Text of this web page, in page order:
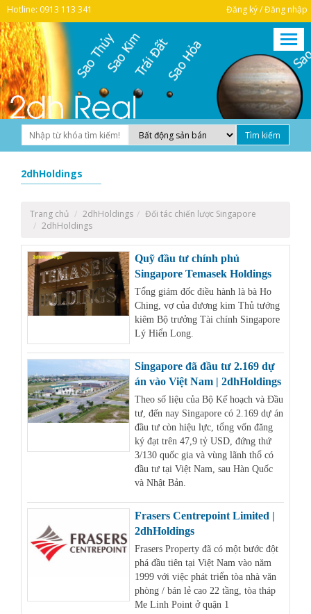
Hotline: 0913 113 341 Đăng ký / Đăng nhập
2dhHoldings
Trang chủ 2dhHoldings
Đối tác chiến lược Singapore
2dhHoldings
Quỹ đầu tư chính phủ
Singapore Temasek Holdings
Tổng giám đốc điều hành là bà Ho
Ching, vợ của đương kim Thủ tướng
kiêm Bộ trưởng Tài chính Singapore
Lý Hiển Long.
Singapore đã đầu tư 2.169 dự
án vào Việt Nam | 2dhHoldings
Theo số liệu của Bộ Kế hoạch và Đầu
tư, đến nay Singapore có 2.169 dự án
đầu tư còn hiệu lực, tổng vốn đăng
ký đạt trên 47,9 tỷ USD, đứng thứ
3/130 quốc gia và vùng lãnh thổ có
đầu tư tại Việt Nam, sau Hàn Quốc
và Nhật Bản.
Frasers Centrepoint Limited |
2dhHoldings
Frasers Property đã có một bước đột
phá đầu tiên tại Việt Nam vào năm
1999 với việc phát triển tòa nhà văn
phòng / bán lẻ cao 22 tầng, tòa tháp
Me Linh Point ở quận 1